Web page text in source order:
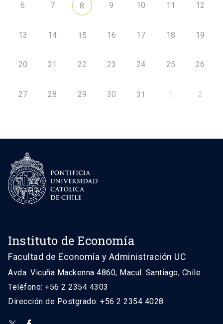
6 7 8 9 10 11 12
13 14 15 16 17 18 19
20 21 22 23 24 25 26
27 28 29 30 31 1 2
Instituto de Economía
Facultad de Economía y Administración UC
Avda. Vicuña Mackenna 4860, Macul. Santiago, Chile
Teléfono: +56 2 2354 4303
Dirección de Postgrado: +56 2 2354 4028